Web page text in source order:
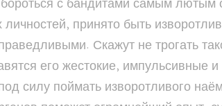
принято быть
Скажут не трогать
его жестокие, импульсивные
силу поймать изворотливого